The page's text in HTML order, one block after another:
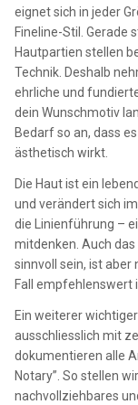
eignet sich in jeder
Fineline-Stil. Gerade
Hautpartien stellen
Technik. Deshalb
ehrliche und
dein Wunschmotiv
Bedarf so an, dass
ästhetisch wirkt.
Die Haut ist ein
und verändert sich
die Linienführung –
mitdenken. Auch
sinnvoll sein, ist aber
Fall empfehlenswert
Ein weiterer
ausschliesslich mit
dokumentieren alle
Notary”. So stellen
nachvollziehbares